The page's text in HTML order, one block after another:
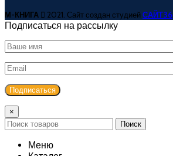
М-КНИГА 2021. Сайт создан студиейСАЙТ36
Подписаться на рассылку
×
Поиск
Меню